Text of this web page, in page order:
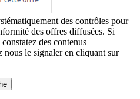
des contrôles pour
des offres diffusées. Si
des contenus
nous le signaler en cliquant sur